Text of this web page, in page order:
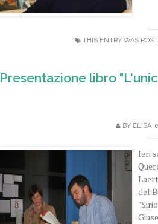
THIS ENTRY WAS
Presentazione libro
BY ELISA
Ieri
del